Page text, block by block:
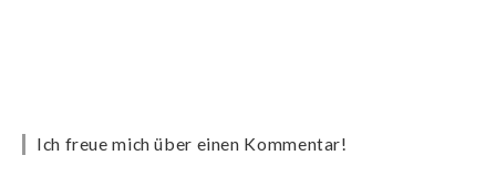
Ich freue mich über einen Kommentar!